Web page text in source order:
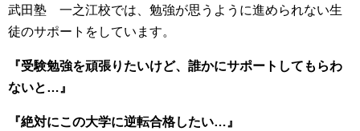
武田塾 一之江校では、勉強が思うように進められない生
徒のサポートをしています。
『受験勉強を頑張りたいけど、誰かにサポートしてもらわ
ないと… 』
『絶対にこの大学に逆転合格したい…』